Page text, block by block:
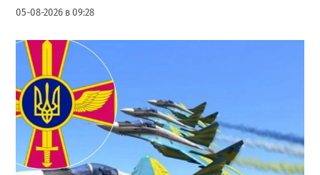
05-08-2026 в 09:28